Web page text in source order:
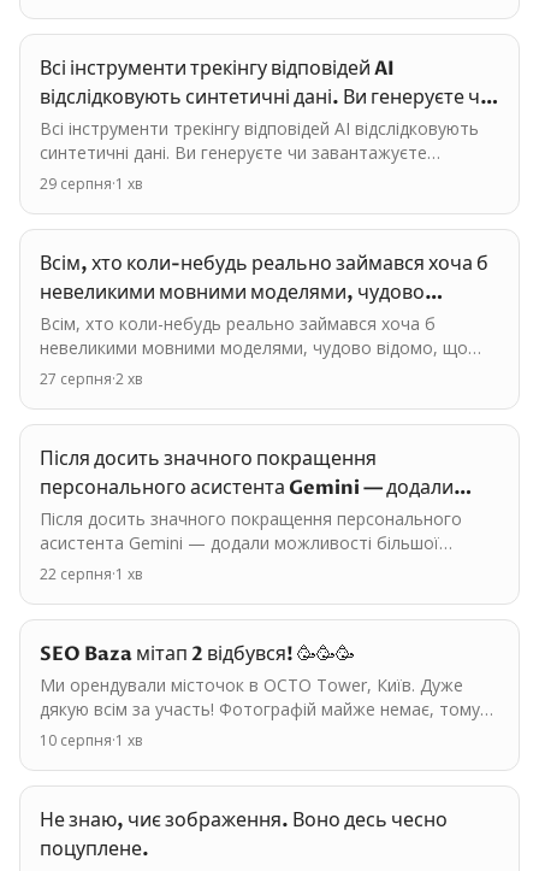
Всі інструменти трекінгу відповідей AI
відслідковують синтетичні дані. Ви генеруєте чи
завантажуєте…
Всі інструменти трекінгу відповідей AI відслідковують
синтетичні дані. Ви генеруєте чи завантажуєте
"промпти", зазвичай, це ключові слова або трохи…
29 серпня·1 хв
Всім, хто коли-небудь реально займався хоча б
невеликими мовними моделями, чудово
відомо, що LLM не…
Всім, хто коли-небудь реально займався хоча б
невеликими мовними моделями, чудово відомо, що
LLM не використовують розмітку schema для
тренування. Можуть…
27 серпня·2хв
Після досить значного покращення
персонального асистента Gemini — додали
можливості більшої…
Після досить значного покращення персонального
асистента Gemini — додали можливості більшої
персоналізації, тимчасових чатів, використання історії
чатів,…
22 серпня·1 хв
SEO Baza мітап 2 відбувся! 🥳🥳🥳
Ми орендували місточок в OCTO Tower, Київ. Дуже
дякую всім за участь! Фотографій майже немає, тому
що всі були зайняті живим спілкуванням. 2 теми
найбільше…
10 серпня·1 хв
Не знаю, чиє зображення. Воно десь чесно
поцуплене.